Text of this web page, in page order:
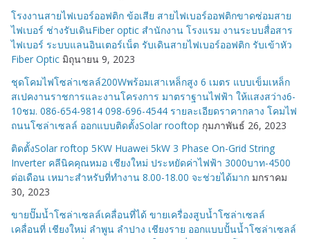
โรงงานสายไฟเบอร์ออฟติก ข้อเสีย สายไฟเบอร์ออฟติกขาดซ่อมสาย
ไฟเบอร์ ช่างรับเดินFiber optic สำนักงาน โรงแรม งานระบบสื่อสาร
ไฟเบอร์ ระบบแลนอินเตอร์เน็ต รับเดินสายไฟเบอร์ออฟติก รับเข้าหัว
Fiber Optic มิถุนายน 9, 2023
ชุดโคมไฟโซล่าเซลล์200Wพร้อมเสาเหล็กสูง 6 เมตร แบบเข็มเหล็ก
สเปคงานราชการและงานโครงการ มาตราฐานไฟฟ้า ให้แสงสว่าง6-
10ชม. 086-654-9814 098-696-4544 รายละเอียดราคากลาง โคมไฟ
ถนนโซล่าเซลล์ ออกแบบติดตั้งSolar rooftop กุมภาพันธ์ 26, 2023
ติดตั้งSolar roftop 5KW Huawei 5kW 3 Phase On-Grid String
Inverter คลีนิคคุณหมอ เชียงใหม่ ประหยัดค่าไฟฟ้า 3000บาท-4500
ต่อเดือน เหมาะสำหรับที่ทำงาน 8.00-18.00 จะช่วยได้มาก มกราคม
30, 2023
ขายปั๊มน้ำโซล่าเซลล์เคลื่อนที่ได้ ขายเครื่องสูบน้ำโซล่าเซลล์
เคลื่อนที่ เชียงใหม่ ลำพูน ลำปาง เชียงราย ออกแบบปั้นน้ำโซล่าเซลล์